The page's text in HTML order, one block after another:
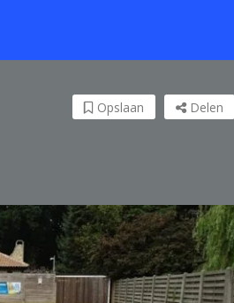
Delen
Opslaan